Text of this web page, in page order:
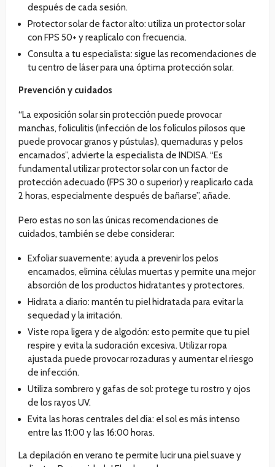
después de cada sesión.
Protector solar de factor alto: utiliza un protector solar
con FPS 50+ y reaplícalo con frecuencia.
Consulta a tu especialista: sigue las recomendaciones de
tu centro de láser para una óptima protección solar.
Prevención y cuidados
“La exposición solar sin protección puede provocar
manchas, foliculitis (infección de los folículos pilosos que
puede provocar granos y pústulas), quemaduras y pelos
encarnados”, advierte la especialista de INDISA. “Es
fundamental utilizar protector solar con un factor de
protección adecuado (FPS 30 o superior) y reaplicarlo cada
2 horas, especialmente después de bañarse”, añade.
Pero estas no son las únicas recomendaciones de
cuidados, también se debe considerar:
Exfoliar suavemente: ayuda a prevenir los pelos
encarnados, elimina células muertas y permite una mejor
absorción de los productos hidratantes y protectores.
Hidrata a diario: mantén tu piel hidratada para evitar la
sequedad y la irritación.
Viste ropa ligera y de algodón: esto permite que tu piel
respire y evita la sudoración excesiva. Utilizar ropa
ajustada puede provocar rozaduras y aumentar el riesgo
de infección.
Utiliza sombrero y gafas de sol: protege tu rostro y ojos
de los rayos UV.
Evita las horas centrales del día: el sol es más intenso
entre las 11:00 y las 16:00 horas.
La depilación en verano te permite lucir una piel suave y